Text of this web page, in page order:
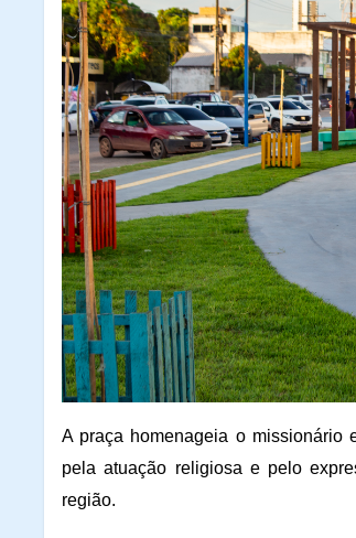
A praça homenageia o missionário
pela atuação religiosa e pelo
região.